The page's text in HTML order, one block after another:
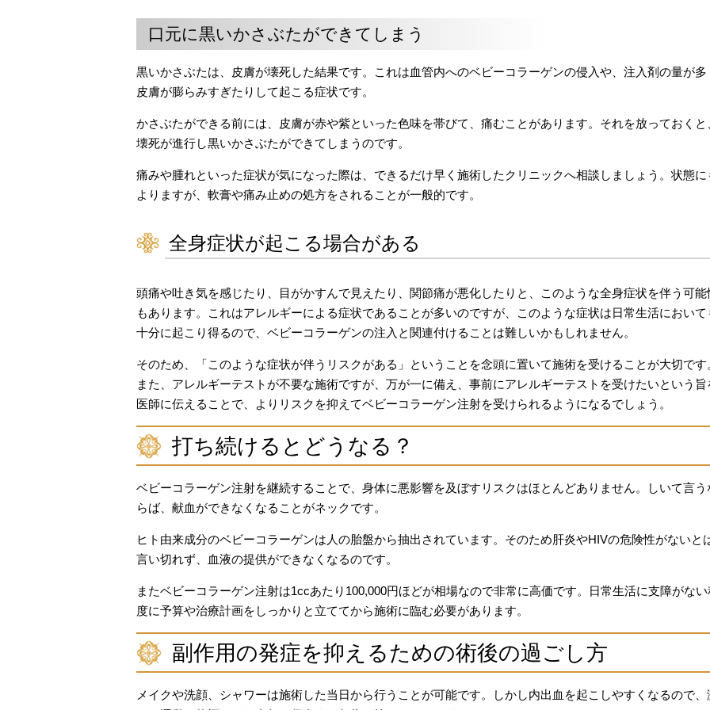
口元に黒いかさぶたができてしまう
黒いかさぶたは、皮膚が壊死した結果です。これは血管内へのベビーコラーゲンの侵入や、注入剤の量が多
皮膚が膨らみすぎたりして起こる症状です。
かさぶたができる前には、皮膚が赤や紫といった色味を帯びて、痛むことがあります。それを放っておくと
壊死が進行し黒いかさぶたができてしまうのです。
痛みや腫れといった症状が気になった際は、できるだけ早く施術したクリニックへ相談しましょう。状態に
よりますが、軟膏や痛み止めの処方をされることが一般的です。
全身症状が起こる場合がある
頭痛や吐き気を感じたり、目がかすんで見えたり、関節痛が悪化したりと、このような全身症状を伴う可能
もあります。これはアレルギーによる症状であることが多いのですが、このような症状は日常生活において
十分に起こり得るので、ベビーコラーゲンの注入と関連付けることは難しいかもしれません。
そのため、「このような症状が伴うリスクがある」ということを念頭に置いて施術を受けることが大切です
また、アレルギーテストが不要な施術ですが、万が一に備え、事前にアレルギーテストを受けたいという旨
医師に伝えることで、よりリスクを抑えてベビーコラーゲン注射を受けられるようになるでしょう。
打ち続けるとどうなる？
ベビーコラーゲン注射を継続することで、身体に悪影響を及ぼすリスクはほとんどありません。しいて言う
らば、献血ができなくなることがネックです。
ヒト由来成分のベビーコラーゲンは人の胎盤から抽出されています。そのため肝炎やHIVの危険性がないと
言い切れず、血液の提供ができなくなるのです。
またベビーコラーゲン注射は1ccあたり100,000円ほどが相場なので非常に高価です。日常生活に支障がない
度に予算や治療計画をしっかりと立ててから施術に臨む必要があります。
副作用の発症を抑えるための術後の過ごし方
メイクや洗顔、シャワーは施術した当日から行うことが可能です。しかし内出血を起こしやすくなるので、